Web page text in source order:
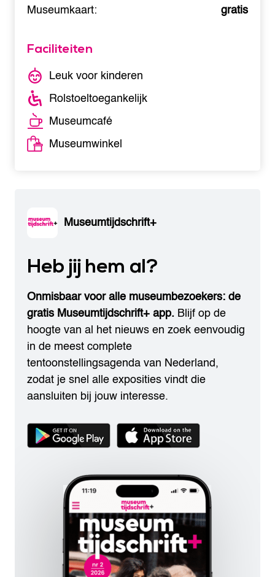
Museumkaart:
gratis
Faciliteiten
Leuk voor kinderen
Rolstoeltoegankelijk
Museumcafé
Museumwinkel
Museumtijdschrift+
Heb jij hem al?
Onmisbaar voor alle museumbezoekers: de
gratis Museumtijdschrift+ app. Blijf op de
hoogte van al het nieuws en zoek eenvoudig
in de meest complete
tentoonstellingsagenda van Nederland,
zodat je snel alle exposities vindt die
aansluiten bij jouw interesse.